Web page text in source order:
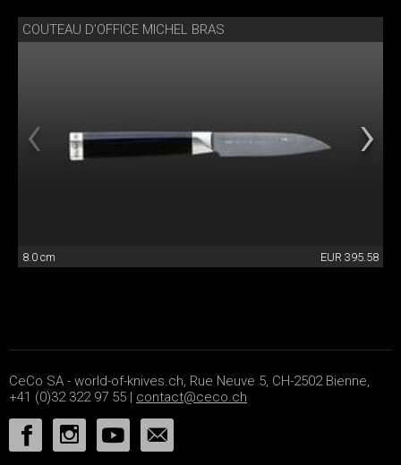
COUTEAU D’OFFICE MICHEL BRAS
8.0 cm EUR 395.58
CeCo SA - world-of-knives.ch, Rue Neuve 5, CH-2502 Bienne,
+41 (0)32 322 97 55 | contact@ceco.ch